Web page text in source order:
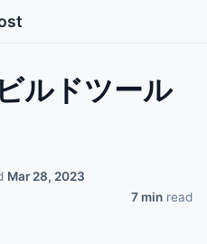
ルドツール
Mar 28, 2023
7 min read